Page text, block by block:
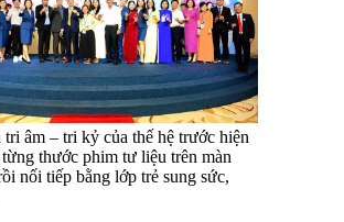
âm – tri kỷ của thế hệ trước hiện
thước phim tư liệu trên màn
nối tiếp bằng lớp trẻ sung sức,